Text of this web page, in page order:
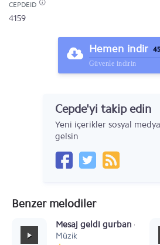
CEPDEID
4159
Hemen indir
Güvenle indirin
Cepde'yi takip edin
Yeni içerikler sosyal medya
gelsin
Benzer melodiler
Mesaj geldi gurban
Müzik